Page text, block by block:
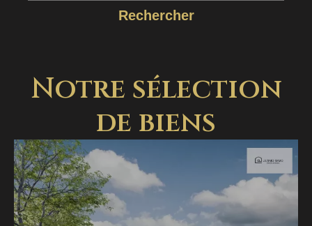
Rechercher
Notre sélection
de biens